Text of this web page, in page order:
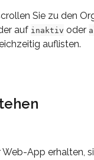
Sie zu den
auf inaktiv oder
auflisten.
App erhalten,